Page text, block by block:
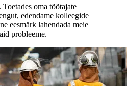
oma töötajate
edendame kolleegide
eesmärk lahendada meie
probleeme.